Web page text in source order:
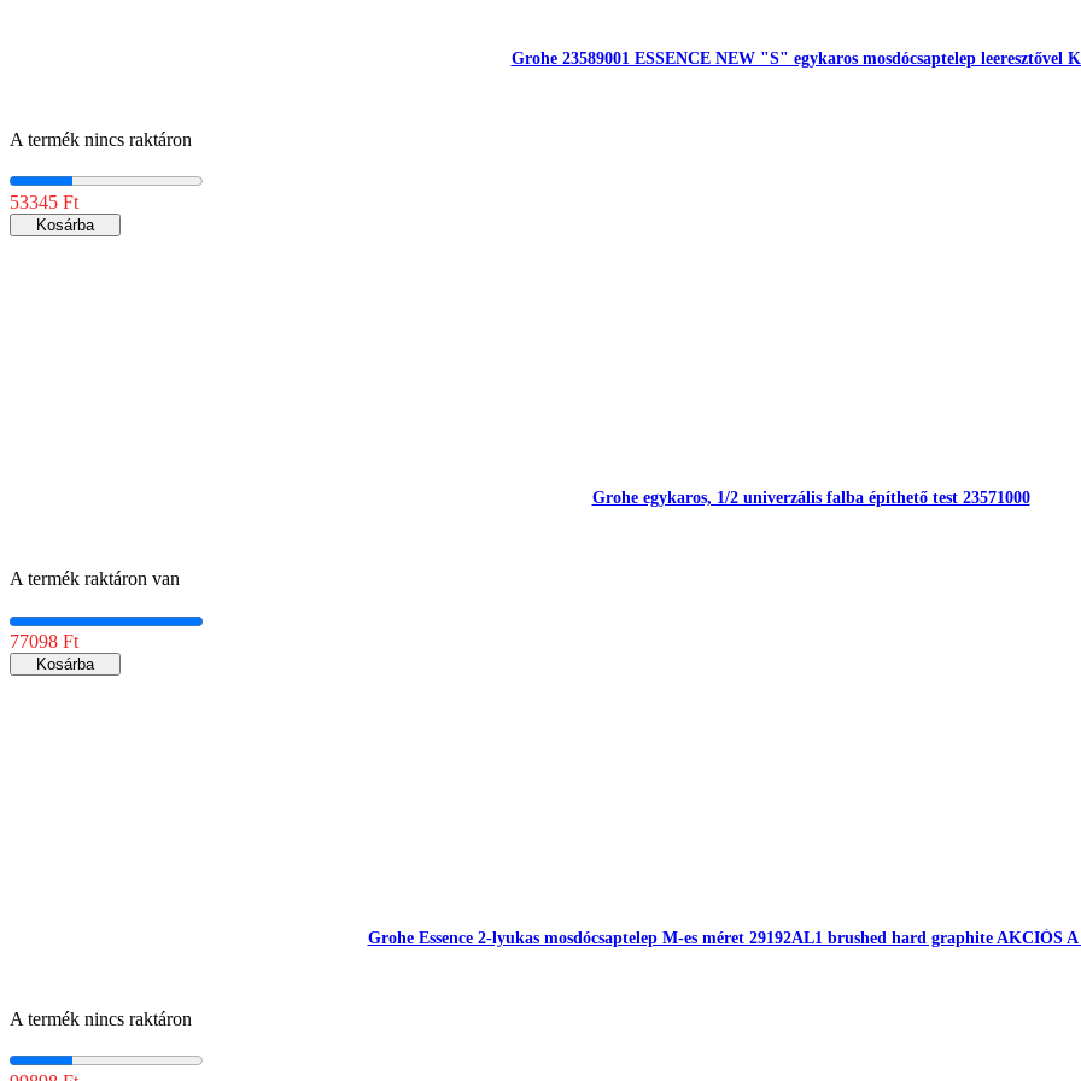
Grohe 23589001 ESSENCE NEW "S" egykaros mosdócsaptelep leeresztővel
A termék nincs raktáron
53345 Ft
Kosárba
Grohe egykaros, 1/2 univerzális falba építhető test 23571000
A termék raktáron van
77098 Ft
Kosárba
Grohe Essence 2-lyukas mosdócsaptelep M-es méret 29192AL1 brushed hard graphite AKCIÓS
A termék nincs raktáron